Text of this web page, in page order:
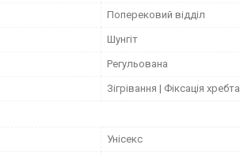
Поперековий відділ
Шунгіт
Регульована
Зігрівання | Фіксація хребта
Унісекс